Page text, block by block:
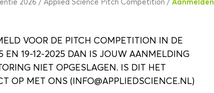
2026 / Applied Science Pitch Competition /
VOOR DE PITCH COMPETITION IN DE
EN 19-12-2025 DAN IS JOUW AANMELDING
NIET OPGESLAGEN. IS DIT HET
OP MET ONS (INFO@APPLIEDSCIENCE.NL)